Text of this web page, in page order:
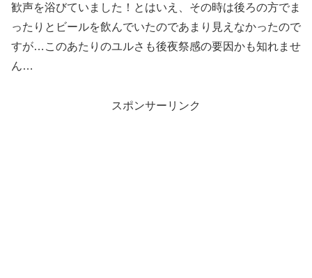
歓声を浴びていました！とはいえ、その時は後ろの方でま
ったりとビールを飲んでいたのであまり見えなかったので
すが…このあたりのユルさも後夜祭感の要因かも知れませ
ん…
スポンサーリンク